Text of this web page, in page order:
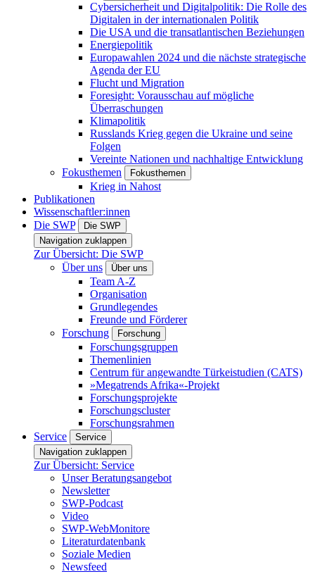
Cybersicherheit und Digitalpolitik: Die Rolle des
Digitalen in der internationalen Politik
Die USA und die transatlantischen Beziehungen
Energiepolitik
Europawahlen 2024 und die nächste strategische
Agenda der EU
Flucht und Migration
Foresight: Vorausschau auf mögliche
Überraschungen
Klimapolitik
Russlands Krieg gegen die Ukraine und seine
Folgen
Vereinte Nationen und nachhaltige Entwicklung
Fokusthemen
Fokusthemen
Krieg in Nahost
Publikationen
Wissenschaftler:innen
Die SWP
Die SWP
Navigation zuklappen
Zur Übersicht: Die SWP
Über uns
Über uns
Team A-Z
Organisation
Grundlegendes
Freunde und Förderer
Forschung
Forschung
Forschungsgruppen
Themenlinien
Centrum für angewandte Türkeistudien (CATS)
»Megatrends Afrika«-Projekt
Forschungsprojekte
Forschungscluster
Forschungsrahmen
Service
Service
Navigation zuklappen
Zur Übersicht: Service
Unser Beratungsangebot
Newsletter
SWP-Podcast
Video
SWP-WebMonitore
Literaturdatenbank
Soziale Medien
Newsfeed